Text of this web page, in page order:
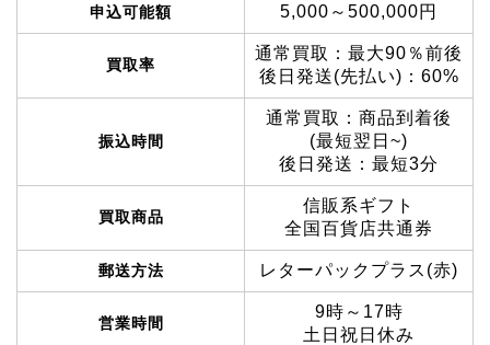
申込可能額 5,000～500,000円
買取率
通常買取：最大90％前後
後日発送(先払い)：60%
振込時間
通常買取：商品到着後
(最短翌日~)
後日発送：最短3分
買取商品
信販系ギフト
全国百貨店共通券
郵送方法 レターパックプラス(赤)
営業時間
9時～17時
土日祝日休み